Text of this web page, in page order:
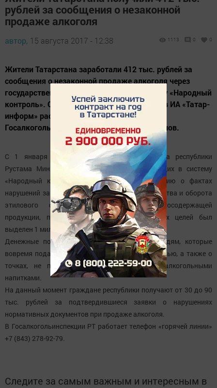
рублей за сообщения о незаконной
продаже алкоголя
автор, 15 августа 2017 - 12:38 1113 0 0
Жители Татарстана заработали 412 тыс. рублей за
сообщения о незаконной продаже алкоголя через
государственную информационную систему «Народный
контроль». Об этом на пресс-конференции в ИА «Татар-
информ» рассказал руководитель
Госалкогольинспекции РТ Жаудат Ахметханов.
С 1 января 2017 года решением Президента республики
Рустама Минниханова граждан, представляющих в систему
«Народный контроль» достоверную информацию о фактах
нарушений законодательства в сфере производства и оборота
этилового спирта, алкогольной и спиртосодержащей
продукции, поощряют материально. Для этих целей был
выделен 1 миллион рублей.
Денежные поощрения уже выплачены тем людям, которые
вовремя подали заявки о продаже алкоголя ночью, а также о
точках, не предусмотренных для торговли алкогольными
напитками.
На данный момент граждане республики получают от 30 до 90
тыс. рублей за подтвердившиеся заявки о нарушениях
нормативных документов при продаже алкоголя.
В Госалкогольинспекции РТ работает телефон «горячей линии»
+7 (843) 278-92-79.
Следите за самым важным и интересным в